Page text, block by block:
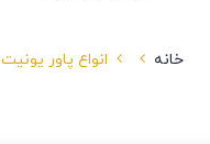
خانه انواع پاور یونیت